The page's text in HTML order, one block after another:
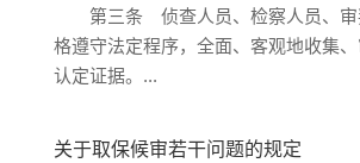
第三条 侦查人员、检察人员、审
格遵守法定程序，全面、客观地收集
认定证据。...
关于取保候审若干问题的规定